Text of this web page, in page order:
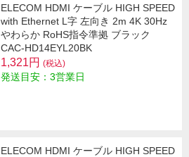
ELECOM HDMI ケーブル HIGH SPEED
with Ethernet L字 左向き 2m 4K 30Hz
やわらか RoHS指令準拠 ブラック
CAC-HD14EYL20BK
1,321円 (税込)
発送目安：3営業日
ELECOM HDMI ケーブル HIGH SPEED